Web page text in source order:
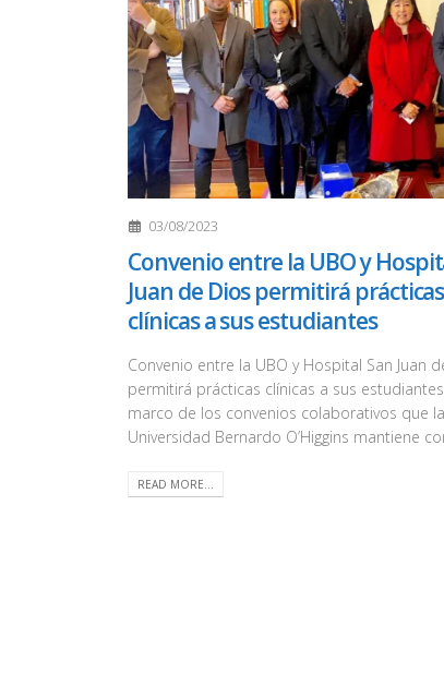
03/08/2023
Convenio entre la UBO y
Juan de Dios permitirá prácticas
clínicas a sus estudiantes
Convenio entre la UBO y Hospital San Juan
permitirá prácticas clínicas a sus
marco de los convenios colaborativos que la
Universidad Bernardo O’Higgins mantiene
READ MORE...